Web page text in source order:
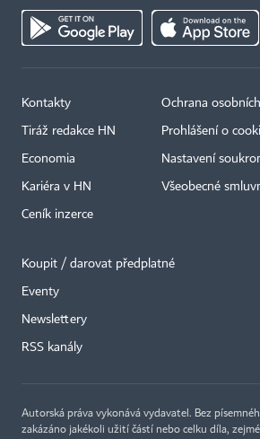
Kontakty
Tiráž redakce HN
Economia
Kariéra v HN
Ceník inzerce
Ochrana
Prohlášení o
Nastavení
Všeobecné
Koupit / darovat předplatné
Eventy
Newslettery
RSS kanály
Autorská práva vykonává vydavatel. Bez
zakázáno jakékoli užití částí nebo celku díla,